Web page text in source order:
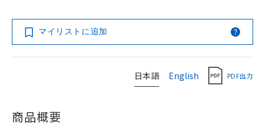
マイリストに追加
日本語 English PDF出力
商品概要